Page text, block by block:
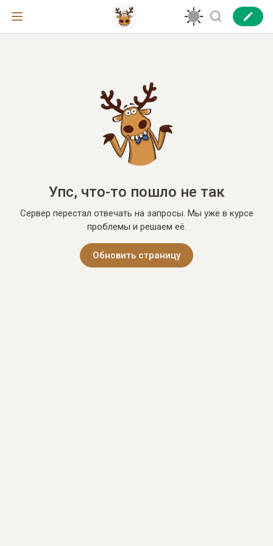
Упс, что-то пошло не так
Сервер перестал отвечать на запросы. Мы уже в курсе
проблемы и решаем её.
Обновить страницу